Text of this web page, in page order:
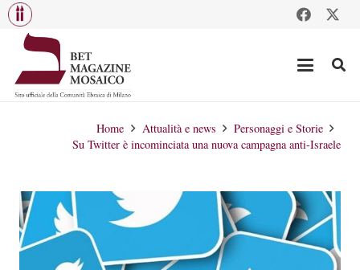
Home Attualità e news
Personaggi e Storie
Su Twitter è incominciata una nuova campagna anti-Israele